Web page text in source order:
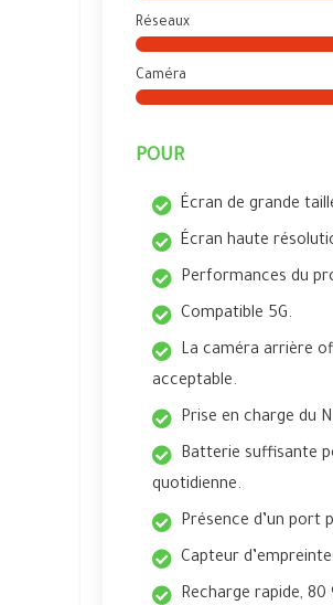
Réseaux
Caméra
POUR
Écran de grande
Écran haute
Performances du
Compatible 5G.
La caméra arrière
acceptable.
Prise en charge du
Batterie suffisante
quotidienne.
Présence d’un port
Capteur
Recharge rapide, 80